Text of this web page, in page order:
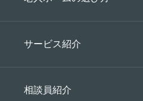
サービス紹介
相談員紹介